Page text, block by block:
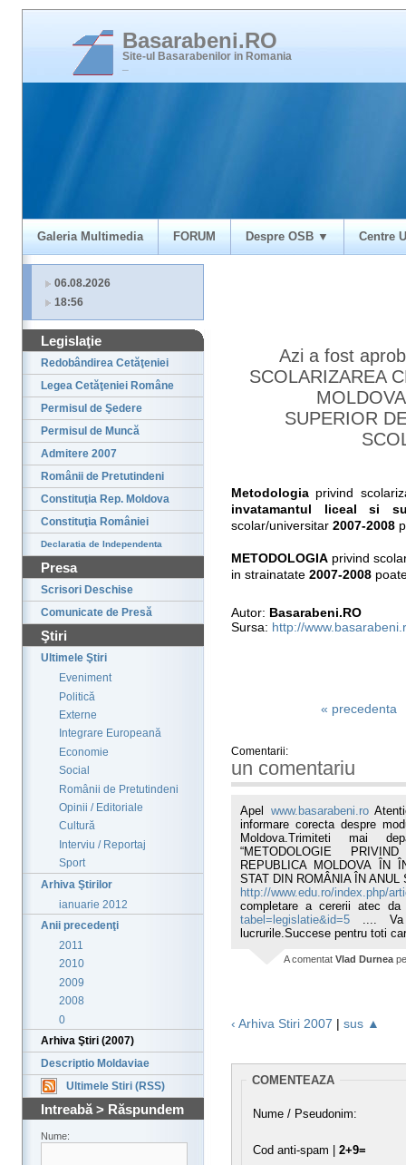
Basarabeni.RO
Site-ul Basarabenilor in Romania
Galeria Multimedia FORUM Despre OSB ▼ Centre
06.08.2026
18:56
Legislaţie
Redobândirea Cetăţeniei
Legea Cetăţeniei Române
Permisul de Şedere
Permisul de Muncă
Admitere 2007
Românii de Pretutindeni
Constituţia Rep. Moldova
Constituţia României
Declaratia de Independenta
Presa
Scrisori Deschise
Comunicate de Presă
Ştiri
Ultimele Ştiri
Eveniment
Politică
Externe
Integrare Europeană
Economie
Social
Românii de Pretutindeni
Opinii / Editoriale
Cultură
Interviu / Reportaj
Sport
Arhiva Ştirilor
ianuarie 2012
Anii precedenţi
2011
2010
2009
2008
0
Arhiva Ştiri (2007)
Descriptio Moldaviae
Ultimele Stiri (RSS)
Intreabă > Răspundem
Nume:
Azi a fost
SCOLARIZAREA
SUPERIOR
Metodologia privind
invatamantul liceal si
scolar/universitar 2007-2008
METODOLOGIA privind
in strainatate 2007-2008
Autor: Basarabeni.RO
Sursa: http://
« precedenta
Comentarii:
un comentariu
Apel www.basarabeni.ro
informare corecta despre
Moldova.Trimiteti mai
“METODOLOGIE
REPUBLICA MOLDOVA ÎN
STAT DIN ROMÂNIA ÎN
http://www.edu.ro/index.php/
completare a cererii atec
tabel=legislatie&id=5 .... Va
lucrurile.Succese pentru toti
A comentat Vlad Durnea
‹ Arhiva Stiri 2007 | sus ▲
COMENTEAZA
Nume / Pseudonim:
Cod anti-spam | 2+9=